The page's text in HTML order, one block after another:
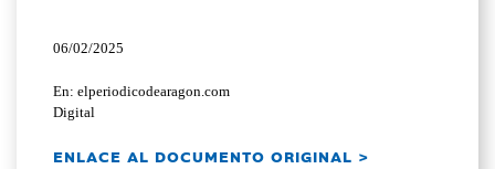
06/02/2025
En: elperiodicodearagon.com
Digital
ENLACE AL DOCUMENTO ORIGINAL >